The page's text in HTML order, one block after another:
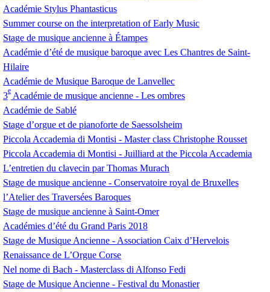
Académie Stylus Phantasticus
Summer course on the interpretation of Early Music
Stage de musique ancienne à Étampes
Académie d’été de musique baroque avec Les Chantres de Saint-
Hilaire
Académie de Musique Baroque de Lanvellec
3
e
Académie de musique ancienne - Les ombres
Académie de Sablé
Stage d’orgue et de pianoforte de Saessolsheim
Piccola Accademia di Montisi - Master class Christophe Rousset
Piccola Accademia di Montisi - Juilliard at the Piccola Accademia
L’entretien du clavecin par Thomas Murach
Stage de musique ancienne - Conservatoire royal de Bruxelles
l’Atelier des Traversées Baroques
Stage de musique ancienne à Saint-Omer
Académies d’été du Grand Paris 2018
Stage de Musique Ancienne - Association Caix d’Hervelois
Renaissance de L’Orgue Corse
Nel nome di Bach - Masterclass di Alfonso Fedi
Stage de Musique Ancienne - Festival du Monastier